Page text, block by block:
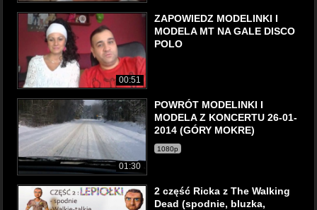
00:51
ZAPOWIEDZ MODELINKI I
MODELA MT NA GALE DISCO
POLO
01:30
POWRÓT MODELINKI I
MODELA Z KONCERTU 26-01-
2014 (GÓRY MOKRE)
1080p
2 część Ricka z The Walking
Dead (spodnie, bluzka,